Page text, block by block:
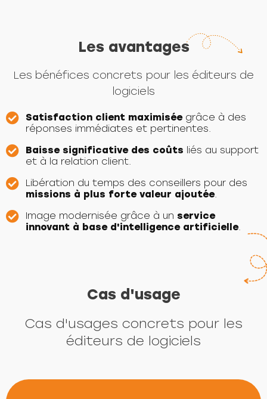
Les avantages
Les bénéfices concrets pour les éditeurs de
logiciels
Satisfaction client maximiséegrâce à des
réponses immédiates et pertinentes.
Baisse significative des coûts liés au support
et à la relation client.
Libération du temps des conseillers pour des
missions à plus forte valeur ajoutée.
Image modernisée grâce à un service
innovant à base d'intelligence artificielle.
Cas d'usage
Cas d'usages concrets pour les
éditeurs de logiciels